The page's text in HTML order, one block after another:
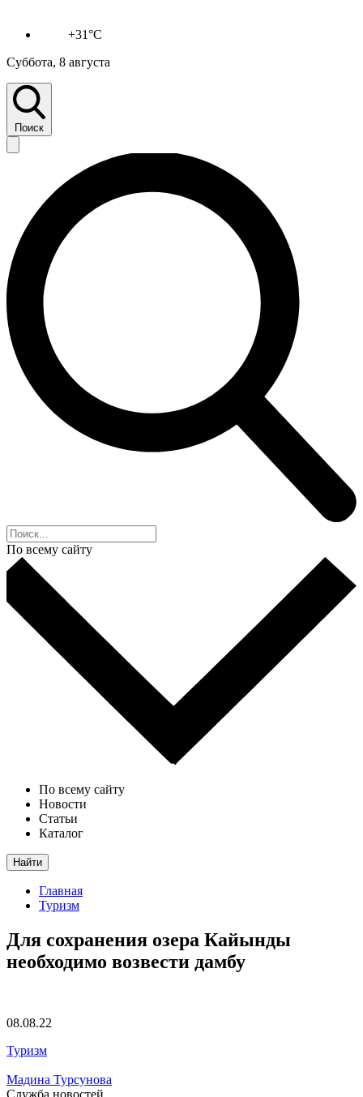
+31°C
Суббота, 8 августа
Поиск
По всему сайту
По всему сайту
Новости
Статьи
Каталог
Найти
Главная
Туризм
Для сохранения озера Кайынды
необходимо возвести дамбу
08.08.22
Туризм
Мадина Турсунова